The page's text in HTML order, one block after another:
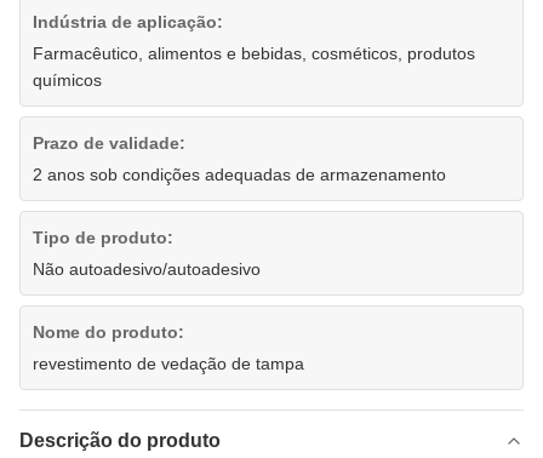
Indústria de aplicação:
Farmacêutico, alimentos e bebidas, cosméticos, produtos
químicos
Prazo de validade:
2 anos sob condições adequadas de armazenamento
Tipo de produto:
Não autoadesivo/autoadesivo
Nome do produto:
revestimento de vedação de tampa
Descrição do produto